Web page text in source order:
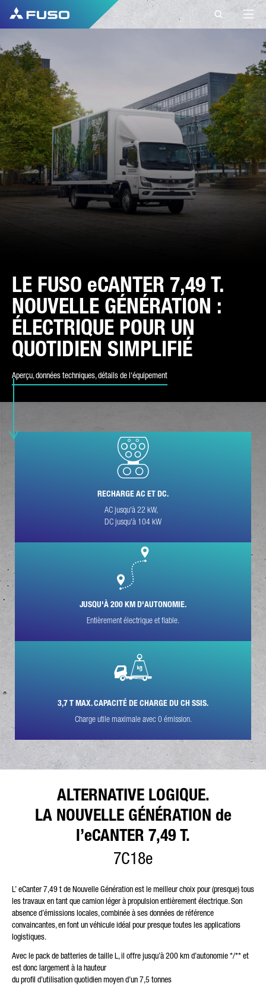
LE FUSO eCANTER 7,49 T.
NOUVELLE GÉNÉRATION :
ÉLECTRIQUE POUR UN
QUOTIDIEN SIMPLIFIÉ
Aperçu, données techniques, détails de l'équipement
FUSO EUROPE
CONTACT
Vous avez d'autres questions ?
Envoyez-nous votre demande via ce formulaire
de contact.
PRÉNOM*
TYPE DE DEMANDE*
COURRIER ÉLECTRONIQUE*
NUMÉRO DE TÉLÉPHONE*
* Le champ est obligatoire
avec soin, conformément aux dispositions légales sur la
dans le but de traiter votre demande. Vous trouverez plus de
détails sur le traitement de vos données personnelles par
Daimler Truck AG ainsi que des informations détaillées sur vos
données.
RECHARGE AC ET DC.
AC jusqu'à 22 kW,
DC jusqu'à 104 kW
JUSQU'À 200 KM D'AUTONOMIE.
Entièrement électrique et fiable.
3,7 T MAX. CAPACITÉ DE CHARGE DU CH SSIS.
Charge utile maximale avec 0 émission.
ALTERNATIVE LOGIQUE.
LA NOUVELLE GÉNÉRATION de
l’eCANTER 7,49 T.
7C18e
L’ eCanter 7,49 t de Nouvelle Génération est le meilleur choix pour (presque) tous
les travaux en tant que camion léger à propulsion entièrement électrique. Son
absence d’émissions locales, combinée à ses données de référence
convaincantes, en font un véhicule idéal pour presque toutes les applications
logistiques.
Avec le pack de batteries de taille L, il offre jusqu’à 200 km d’autonomie */** et
est donc largement à la hauteur
du profil d’utilisation quotidien moyen d’un 7,5 tonnes